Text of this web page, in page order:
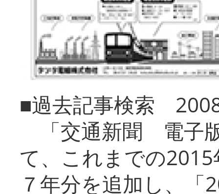
■過去記事検索
「交通新聞 電子
て、これまでの
７年分を追加し、「